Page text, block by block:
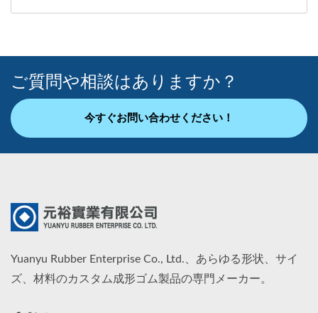
ご質問や相談はありますか？
今すぐお問い合わせください！
Yuanyu Rubber Enterprise Co., Ltd.、あらゆる形状、サイ
ズ、材料のカスタム成形ゴム製品の専門メーカー。